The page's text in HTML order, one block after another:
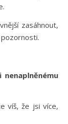
zasáhnout,
víš, že jsi více,